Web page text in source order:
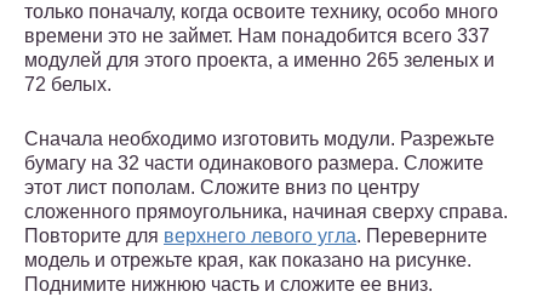
только поначалу, когда освоите технику, особо много
времени это не займет. Нам понадобится всего 337
модулей для этого проекта, а именно 265 зеленых и
72 белых.
Сначала необходимо изготовить модули. Разрежьте
бумагу на 32 части одинакового размера. Сложите
этот лист пополам. Сложите вниз по центру
сложенного прямоугольника, начиная сверху справа.
Повторите для верхнего левого угла. Переверните
модель и отрежьте края, как показано на рисунке.
Поднимите нижнюю часть и сложите ее вниз.